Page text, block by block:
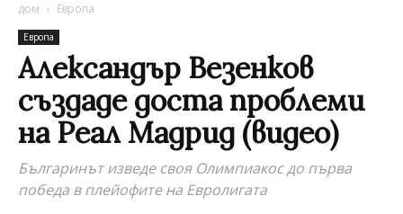
дом Европа
Европа
Александър Везенков
създаде доста проблеми
на Реал Мадрид (видео)
Българинът изведе своя Олимпиакос до първа
победа в плейофите на Евролигата